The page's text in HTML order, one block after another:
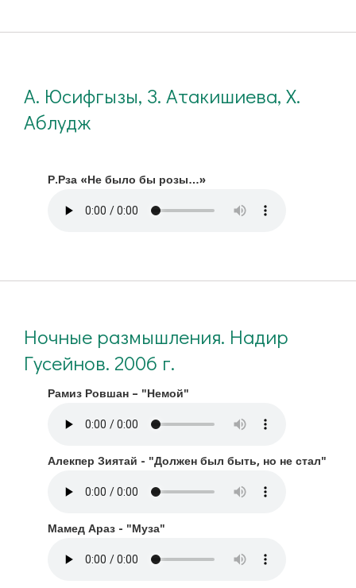
А. Юсифгызы, З. Атакишиева, Х.
Аблудж
Р.Рза «Не было бы розы…»
Ночные размышления. Надир
Гусейнов. 2006 г.
Рамиз Ровшан – "Немой"
Алекпер Зиятай - "Должен был быть, но не стал"
Мамед Араз - "Муза"